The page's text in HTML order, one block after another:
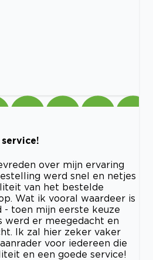
over mijn ervaring
werd snel en netjes
van het bestelde
Wat ik vooral waardeer is
- toen mijn eerste keuze
werd er meegedacht en
Ik zal hier zeker vaker
voor iedereen die
en een goede service!